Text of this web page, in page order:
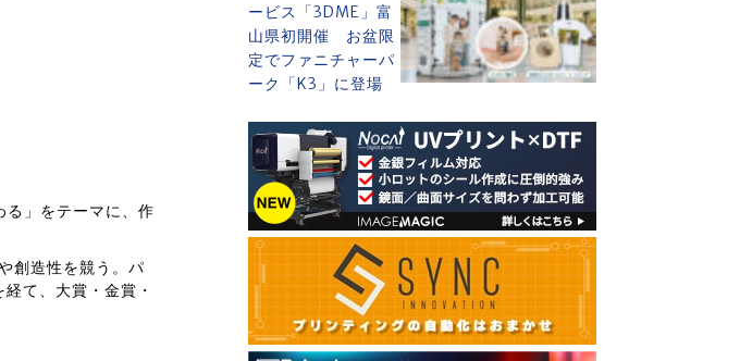
る」をテーマに、作
創造性を競う。パ
て、大賞・金賞・
ービス「3DME」富
山県初開催 お盆限
定でファニチャーパ
ーク「K3」に登場